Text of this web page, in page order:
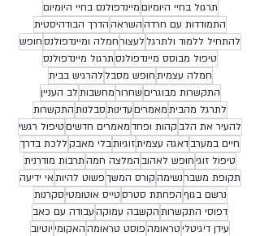
תרגול בחיי היומיוםמיינדפולנס בחיי היומיום
התמודדות עם חרדההשראההדרך הבודהיסטית
להתחיל ללמוד ולתרגללעצורחמלה ומיינדפולנסחופש
טיפול מבוסס מיינדפולנסתרגול מיינדפולנס
חמלה עצמיתחופש מסבללהרגיש בבית
התקשרות מבוגריםשחרורמחשבותלב העניין
לתרגל מהביתמאמריםעדינותסבלנותהתקשרות
להעיר את הלב קהות ופחדמאמרים חדשיםטיפול רגשי
חיים במערבדאגה עצמיתזוגיותבלי מאבקללכת בדרך
טיפול זוגיחופש לאהוב המלצה חמהתרבות מודרנית
תקופת משברנשימהקורס המשךפשוט להיותאי ידיעה
נרשם בגוףהפחתת סטרסטייס אוטומטיסקרנות
דפוסי התקשרותהקשבה עמוקהעבודה עם כאב
עידן דיגיטליטראומהפוסט טראומההאקומייוטיוב